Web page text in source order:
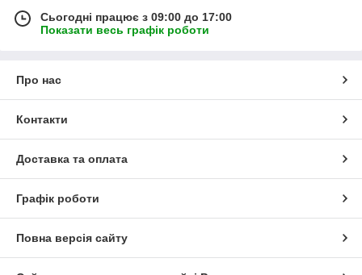
Сьогодні працює з 09:00 до 17:00
Показати весь графік роботи
Про нас
Контакти
Доставка та оплата
Графік роботи
Повна версія сайту